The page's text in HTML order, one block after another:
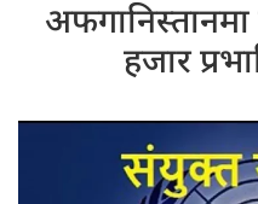
हजार